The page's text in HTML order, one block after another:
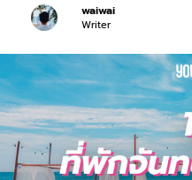
waiwai
Writer